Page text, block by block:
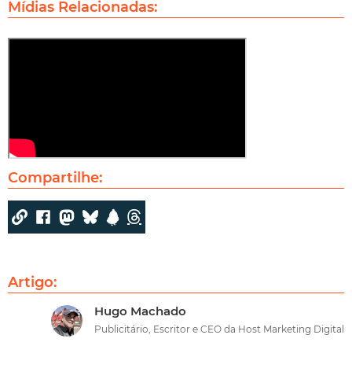
Mídias Relacionadas:
Compartilhe:
Artigo:
Hugo Machado
Publicitário, Escritor e CEO da Host Marketing Digital